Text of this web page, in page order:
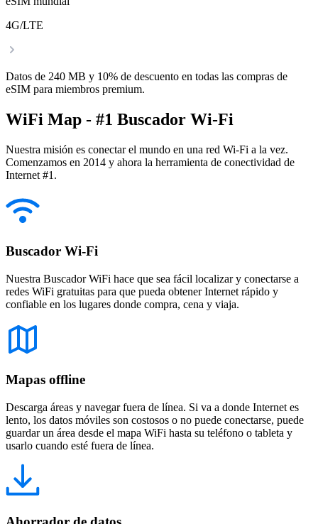
4G/LTE
Datos de 240 MB y 10% de descuento en todas las compras de
eSIM para miembros premium.
WiFi Map - #1 Buscador Wi-Fi
Nuestra misión es conectar el mundo en una red Wi-Fi a la vez.
Comenzamos en 2014 y ahora la herramienta de conectividad de
Internet #1.
Buscador Wi-Fi
Nuestra Buscador WiFi hace que sea fácil localizar y conectarse a
redes WiFi gratuitas para que pueda obtener Internet rápido y
confiable en los lugares donde compra, cena y viaja.
Mapas offline
Descarga áreas y navegar fuera de línea. Si va a donde Internet es
lento, los datos móviles son costosos o no puede conectarse, puede
guardar un área desde el mapa WiFi hasta su teléfono o tableta y
usarlo cuando esté fuera de línea.